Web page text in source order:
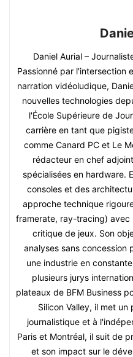
Daniel Aurial –
Passionné par l'intersection
narration vidéoludique,
nouvelles technologies
l'École Supérieure de
carrière en tant que
comme Canard PC et Le
rédacteur en chef
spécialisées en hardware.
consoles et des
approche technique
framerate, ray-tracing) avec
critique de jeux. Son
analyses sans concession
une industrie en
plusieurs jurys
plateaux de BFM Business
Silicon Valley, il met
journalistique et à
Paris et Montréal, il suit de
et son impact sur le